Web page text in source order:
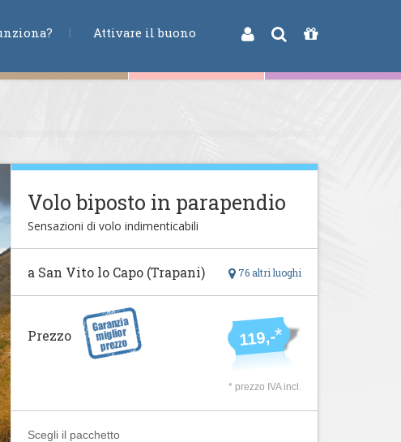
Attivare il buono
Volo biposto in parapendio
Sensazioni di volo indimenticabili
76 altri luoghi
a San Vito lo Capo (Trapani)
119,-*
Prezzo
* prezzo IVA incl.
Scegli il pacchetto